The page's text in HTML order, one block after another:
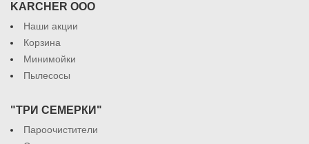
KARCHER ООО
Наши акции
Корзина
Минимойки
Пылесосы
"ТРИ СЕМЕРКИ"
Пароочистители